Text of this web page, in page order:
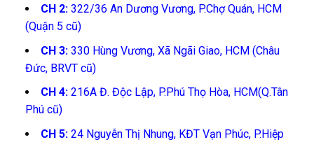
CH 2:322/36 An Dương Vương, P.Chợ Quán, HCM
(Quận 5 cũ)
CH 3:330 Hùng Vương, Xã Ngãi Giao, HCM (Châu
Đức, BRVT cũ)
CH 4:216A Đ. Độc Lập, P.Phú Thọ Hòa, HCM(Q.Tân
Phú cũ)
CH 5:24 Nguyễn Thị Nhung, KĐT Vạn Phúc, P.Hiệp